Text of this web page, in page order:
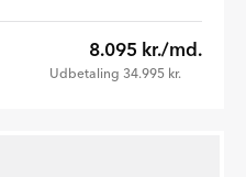
8.095 kr./md.
Udbetaling 34.995 kr.